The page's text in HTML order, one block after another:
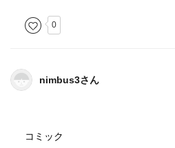
0
nimbus3さん
コミック